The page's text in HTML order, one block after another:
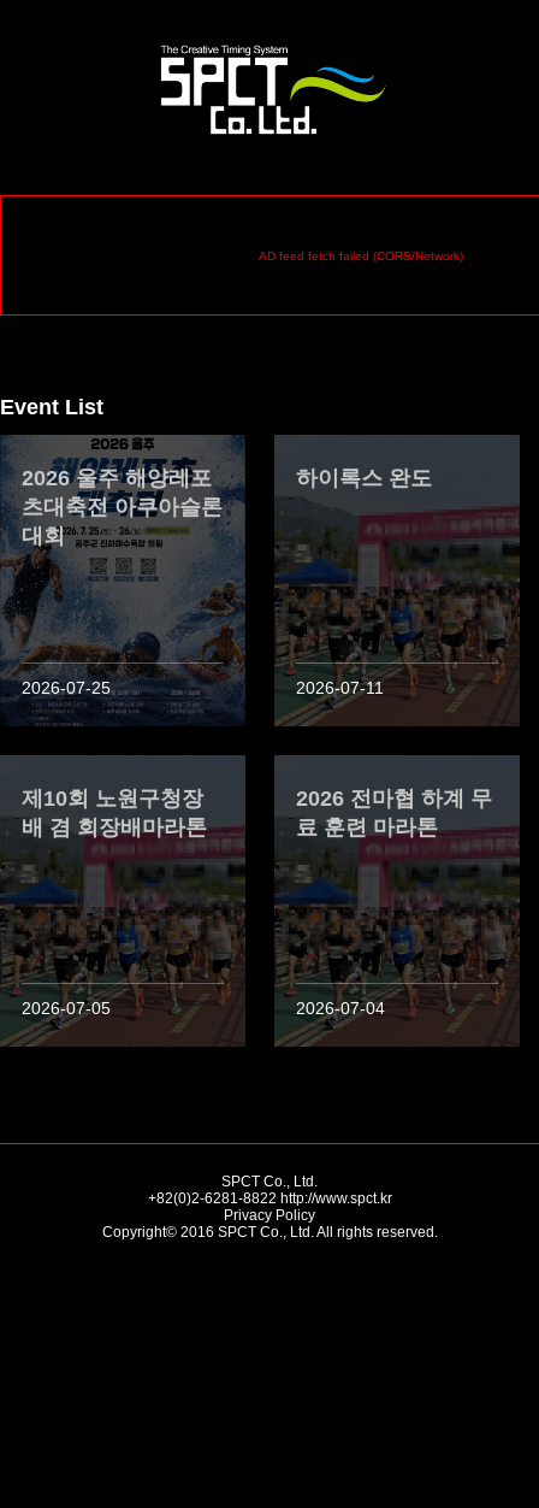
AD feed fetch failed (CORS/Network)
Event List
2026 울주 해양레포
츠대축전 아쿠아슬론
대회
2026-07-25
하이록스 완도
2026-07-11
제10회 노원구청장
배 겸 회장배마라톤
2026-07-05
2026 전마협 하계 무
료 훈련 마라톤
2026-07-04
SPCT Co., Ltd.
+82(0)2-6281-8822 http://www.spct.kr
Privacy Policy
Copyright© 2016 SPCT Co., Ltd. All rights reserved.